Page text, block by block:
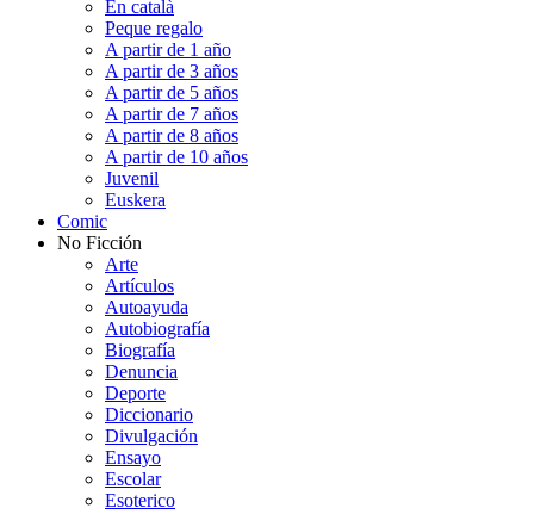
En català
Peque regalo
A partir de 1 año
A partir de 3 años
A partir de 5 años
A partir de 7 años
A partir de 8 años
A partir de 10 años
Juvenil
Euskera
Comic
No Ficción
Arte
Artículos
Autoayuda
Autobiografía
Biografía
Denuncia
Deporte
Diccionario
Divulgación
Ensayo
Escolar
Esoterico